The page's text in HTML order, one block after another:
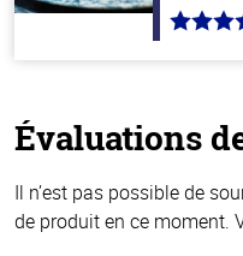
4.5
Évaluations
Il n’est pas possible de
de produit en ce moment.